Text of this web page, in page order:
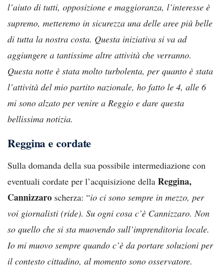
l’aiuto di tutti, opposizione e maggioranza, l’interesse è
supremo, metteremo in sicurezza una delle aree più belle
di tutta la nostra costa. Questa iniziativa si va ad
aggiungere a tantissime altre attività che verranno.
Questa notte è stata molto turbolenta, per quanto è stata
l’attività del mio partito nazionale, ho fatto le 4, alle 6
mi sono alzato per venire a Reggio e dare questa
bellissima notizia.
Reggina e cordate
Sulla domanda della sua possibile intermediazione con
eventuali cordate per l’acquisizione della Reggina,
Cannizzaro scherza: “io ci sono sempre in mezzo, per
voi giornalisti (ride). Su ogni cosa c’è Cannizzaro. Non
so quello che si sta muovendo sull’imprenditoria locale.
Io mi muovo sempre quando c’è da portare soluzioni per
il contesto cittadino, al momento sono osservatore.